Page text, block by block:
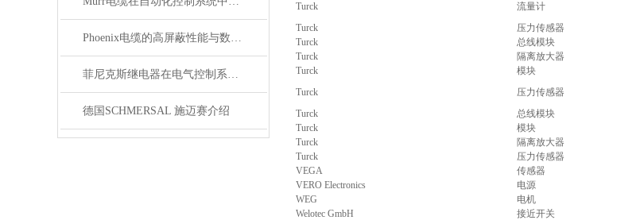
Phoenix电缆的高屏蔽性能与数据传输优势
菲尼克斯继电器在电气控制系统中的应用
德国SCHMERSAL 施迈赛介绍
Turck 流量计
Turck
压力传感器
Turck
总线模块
Turck
隔离放大器
Turck
模块
Turck
压力传感器
Turck
总线模块
Turck
模块
Turck
隔离放大器
Turck
压力传感器
VEGA
传感器
VERO Electronics
电源
WEG
电机
Welotec GmbH
接近开关